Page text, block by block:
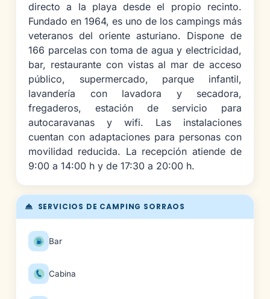
SERVICIOS DE CAMPING SORRAOS
Bar
Cabina
directo a la playa desde el propio recinto.
Fundado en 1964, es uno de los campings más
veteranos del oriente asturiano. Dispone de
166 parcelas con toma de agua y electricidad,
bar, restaurante con vistas al mar de acceso
público, supermercado, parque infantil,
lavandería con lavadora y secadora,
fregaderos, estación de servicio para
autocaravanas y wifi. Las instalaciones
cuentan con adaptaciones para personas con
movilidad reducida. La recepción atiende de
9:00 a 14:00 h y de 17:30 a 20:00 h.